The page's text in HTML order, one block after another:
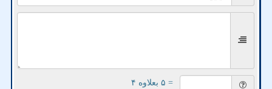
= ۵ بعلاوه ۴